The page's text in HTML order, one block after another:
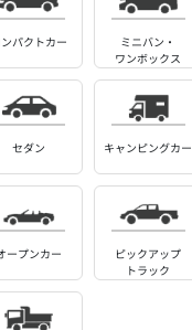
パクトカー
ミニバン・
ワンボックス
セダン キャンピングカー
ープンカー
ピックアップ
トラック